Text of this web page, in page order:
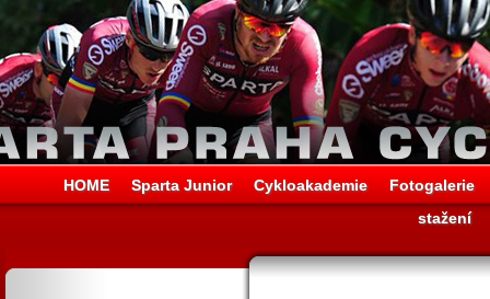
HOME Sparta Junior Cykloakademie
Fotogalerie
stažení